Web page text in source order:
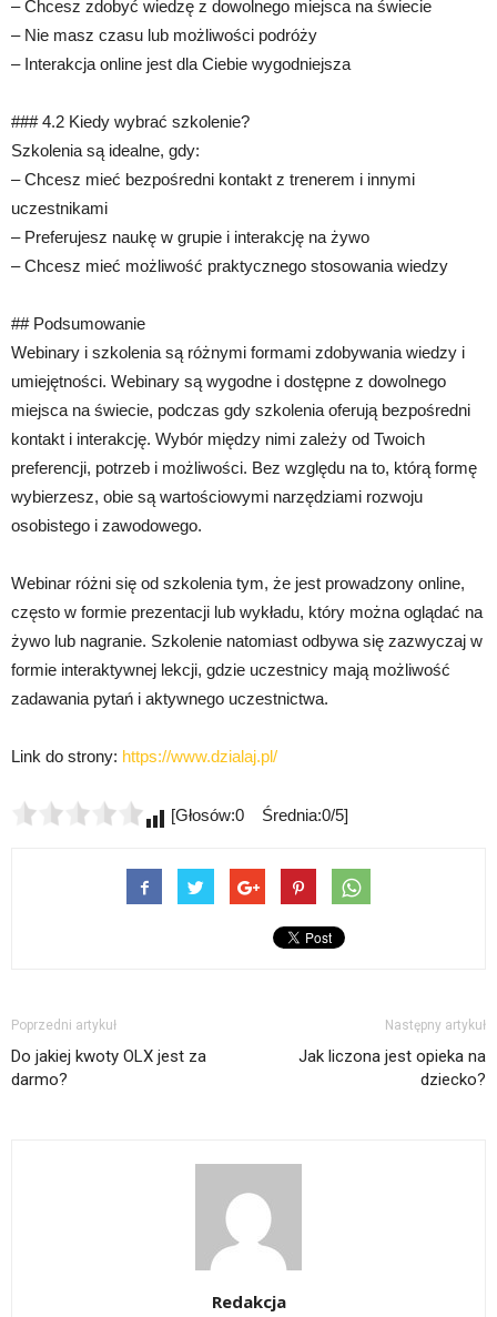
– Chcesz zdobyć wiedzę z dowolnego miejsca na świecie
– Nie masz czasu lub możliwości podróży
– Interakcja online jest dla Ciebie wygodniejsza
### 4.2 Kiedy wybrać szkolenie?
Szkolenia są idealne, gdy:
– Chcesz mieć bezpośredni kontakt z trenerem i innymi
uczestnikami
– Preferujesz naukę w grupie i interakcję na żywo
– Chcesz mieć możliwość praktycznego stosowania wiedzy
## Podsumowanie
Webinary i szkolenia są różnymi formami zdobywania wiedzy i
umiejętności. Webinary są wygodne i dostępne z dowolnego
miejsca na świecie, podczas gdy szkolenia oferują bezpośredni
kontakt i interakcję. Wybór między nimi zależy od Twoich
preferencji, potrzeb i możliwości. Bez względu na to, którą formę
wybierzesz, obie są wartościowymi narzędziami rozwoju
osobistego i zawodowego.
Webinar różni się od szkolenia tym, że jest prowadzony online,
często w formie prezentacji lub wykładu, który można oglądać na
żywo lub nagranie. Szkolenie natomiast odbywa się zazwyczaj w
formie interaktywnej lekcji, gdzie uczestnicy mają możliwość
zadawania pytań i aktywnego uczestnictwa.
Link do strony: https://www.dzialaj.pl/
[Głosów:0 Średnia:0/5]
Poprzedni artykuł
Do jakiej kwoty OLX jest za
darmo?
Następny artykuł
Jak liczona jest opieka na
dziecko?
Redakcja